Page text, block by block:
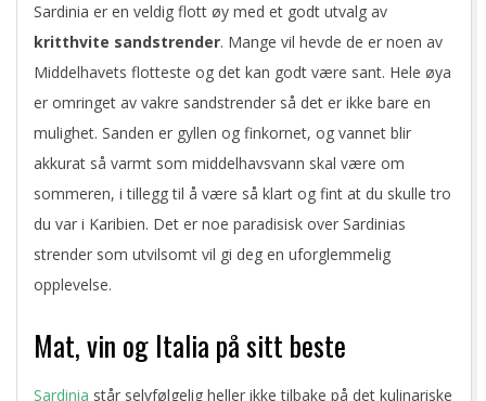
Sardinia er en veldig flott øy med et godt utvalg av
kritthvite sandstrender. Mange vil hevde de er noen av
Middelhavets flotteste og det kan godt være sant. Hele øya
er omringet av vakre sandstrender så det er ikke bare en
mulighet. Sanden er gyllen og finkornet, og vannet blir
akkurat så varmt som middelhavsvann skal være om
sommeren, i tillegg til å være så klart og fint at du skulle tro
du var i Karibien. Det er noe paradisisk over Sardinias
strender som utvilsomt vil gi deg en uforglemmelig
opplevelse.
Mat, vin og Italia på sitt beste
Sardinia står selvfølgelig heller ikke tilbake på det kulinariske